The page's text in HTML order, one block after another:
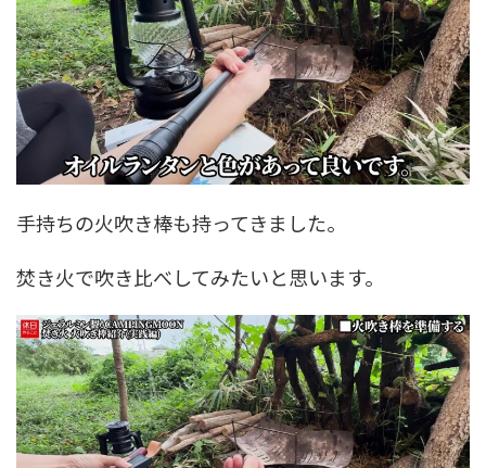
手持ちの火吹き棒も持ってきました。
焚き火で吹き比べしてみたいと思います。